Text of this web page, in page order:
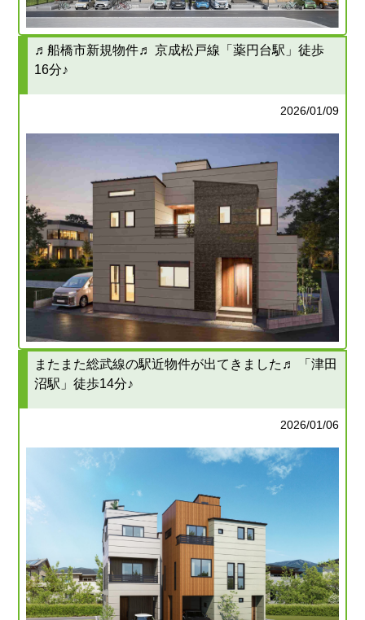
♬船橋市新規物件♬ 京成松戸線「薬円台駅」徒歩
16分♪
2026/01/09
またまた総武線の駅近物件が出てきました♬ 「津田
沼駅」徒歩14分♪
2026/01/06